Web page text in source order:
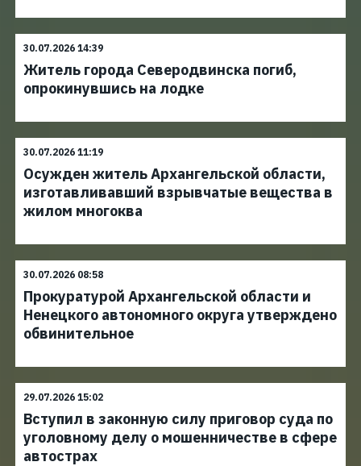
30.07.2026 14:39
Житель города Северодвинска погиб,
опрокинувшись на лодке
30.07.2026 11:19
Осужден житель Архангельской области,
изготавливавший взрывчатые вещества в
жилом многоква
30.07.2026 08:58
Прокуратурой Архангельской области и
Ненецкого автономного округа утверждено
обвинительное
29.07.2026 15:02
Вступил в законную силу приговор суда по
уголовному делу о мошенничестве в сфере
автострах